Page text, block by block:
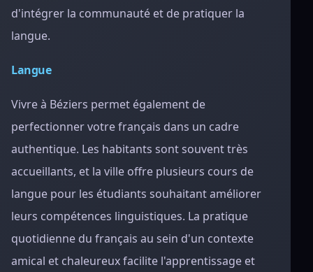
d'intégrer la communauté et de pratiquer la
langue.
Langue
Vivre à Béziers permet également de
perfectionner votre français dans un cadre
authentique. Les habitants sont souvent très
accueillants, et la ville offre plusieurs cours de
langue pour les étudiants souhaitant améliorer
leurs compétences linguistiques. La pratique
quotidienne du français au sein d'un contexte
amical et chaleureux facilite l'apprentissage et